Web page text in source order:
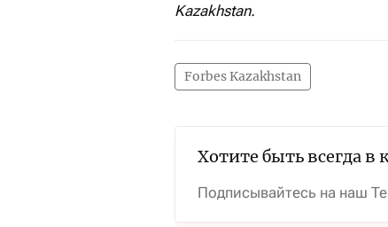
Kazakhstan.
Forbes Kazakhstan
Хотите быть всегда в
Подписывайтесь на наш